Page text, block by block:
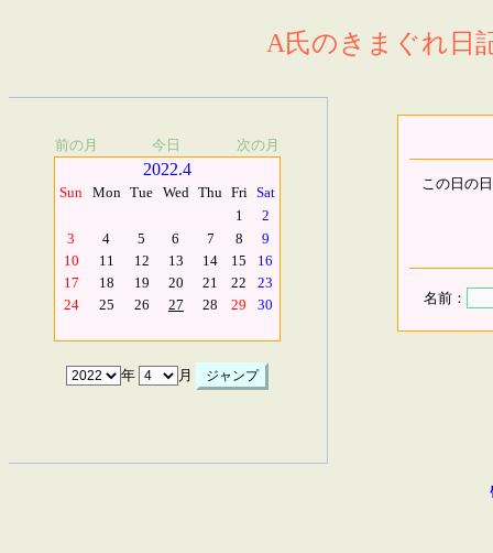
A氏のきまぐれ日
前の月 今日 次の月
2022.4
Sun Mon Tue Wed Thu Fri Sat
1
2
3
4 5 6 7 8
9
10
11 12 13 14 15
16
17
18 19 20 21 22
23
24
25 26 27 28 29 30
年 月
この日の
名前：